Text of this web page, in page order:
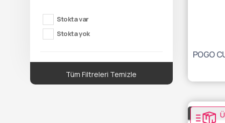
Stokta var
Stokta yok
Tüm Filtreleri Temizle